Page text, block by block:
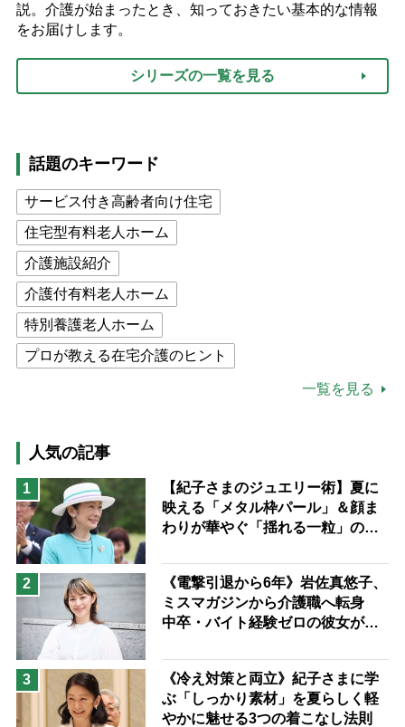
説。介護が始まったとき、知っておきたい基本的な情報
をお届けします。
シリーズの一覧を見る
話題のキーワード
サービス付き高齢者向け住宅
住宅型有料老人ホーム
介護施設紹介
介護付有料老人ホーム
特別養護老人ホーム
プロが教える在宅介護のヒント
猫が母になつきません
息子の遠距離介護サバイバル術
兄がボケました
便利なサービス
予防法
一覧を見る
人気の記事
1
【紀子さまのジュエリー術】夏に
映える「メタル枠パール」＆顔ま
わりが華やぐ「揺れる一粒」の使
2
《電撃引退から6年》岩佐真悠子、
ミスマガジンから介護職へ転身
中卒・バイト経験ゼロの彼女が見
ながら自分らしくいられる」
3
《冷え対策と両立》紀子さまに学
ぶ「しっかり素材」を夏らしく軽
やかに魅せる3つの着こなし法則